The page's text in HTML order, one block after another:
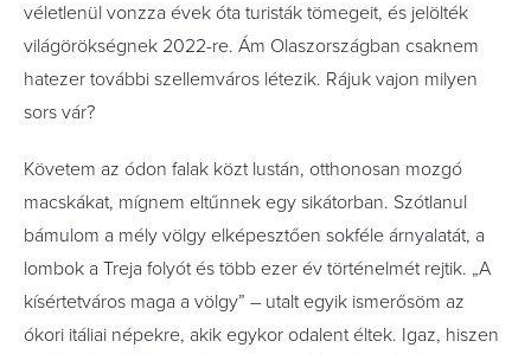
véletlenül vonzza évek óta turisták tömegeit, és jelölték
világörökségnek 2022-re. Ám Olaszországban csaknem
hatezer további szellemváros létezik. Rájuk vajon milyen
sors vár?
Követem az ódon falak közt lustán, otthonosan mozgó
macskákat, mígnem eltűnnek egy sikátorban. Szótlanul
bámulom a mély völgy elképesztően sokféle árnyalatát, a
lombok a Treja folyót és több ezer év történelmét rejtik. „A
kísértetváros maga a völgy” – utalt egyik ismerősöm az
ókori itáliai népekre, akik egykor odalent éltek. Igaz, hiszen